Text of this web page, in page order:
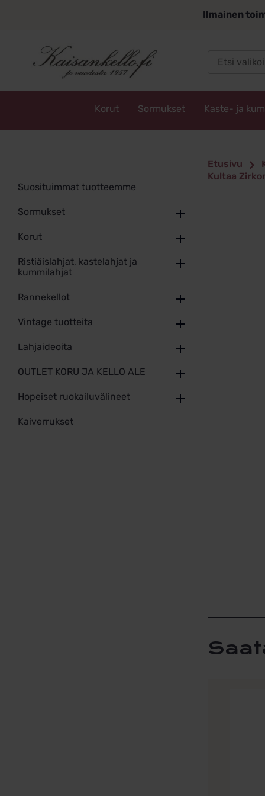
Ilmainen
Korut Sormukset Kaste- ja
Suosituimmat tuotteemme
Sormukset
Korut
Ristiäislahjat, kastelahjat ja
kummilahjat
Rannekellot
Vintage tuotteita
Lahjaideoita
OUTLET KORU JA KELLO ALE
Hopeiset ruokailuvälineet
Kaiverrukset
Etusivu
Kultaa